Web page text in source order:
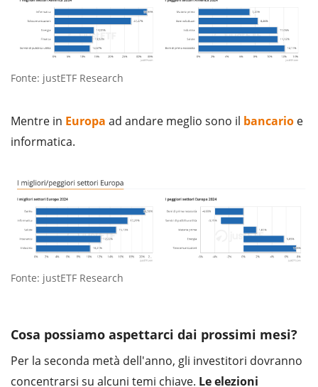
Fonte: justETF Research
Mentre in Europa ad andare meglio sono il bancario e
informatica.
Fonte: justETF Research
Cosa possiamo aspettarci dai prossimi mesi?
Per la seconda metà dell'anno, gli investitori dovranno
concentrarsi su alcuni temi chiave. Le elezioni